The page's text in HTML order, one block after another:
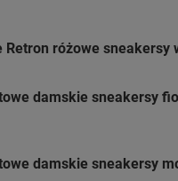
różowe sneakersy
damskie sneakersy
damskie sneakersy